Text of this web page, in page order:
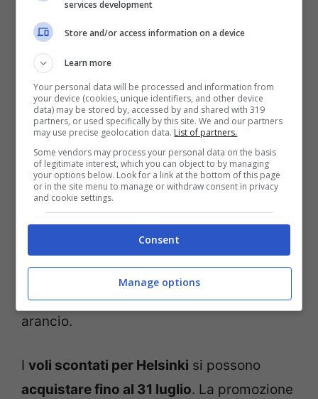
di luoghi storici, arte, cultura e
naturalmente di bellezze naturali.
Proprio in questi giorni è uscita un’offerta
da non perdere divoli low cost scontati al
20%per raggiungere la città affacciata sul
Mar Baltico. L’offerta è proposta da
Ryanaired è perviaggiare tra la fine
dell’estate e l’inizio dell’autunno
periodo in cui le giornate si accorciano, il
clima rinfresca – anche se a queste
latitudini solitamente non è troppo caldo –
e la natura si tinge di giallo, rosso, oro e
arancio.
I voli scontati per Helsinki si possono
acquistare fino al 31 luglio. La promozione
services development
Store and/or access information on a device
Learn more
Your personal data will be processed and information from
your device (cookies, unique identifiers, and other device
data) may be stored by, accessed by and shared with 319
partners, or used specifically by this site. We and our partners
may use precise geolocation data. List of partners.
Some vendors may process your personal data on the basis
of legitimate interest, which you can object to by managing
your options below. Look for a link at the bottom of this page
or in the site menu to manage or withdraw consent in privacy
and cookie settings.
Consent
Manage options